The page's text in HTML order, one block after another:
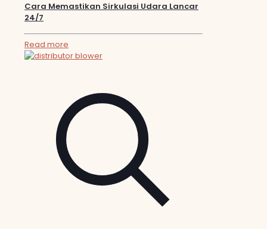
Cara Memastikan Sirkulasi Udara Lancar
24/7
Read more